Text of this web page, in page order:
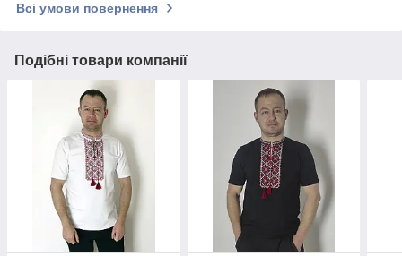
Всі умови повернення
Подібні товари компанії